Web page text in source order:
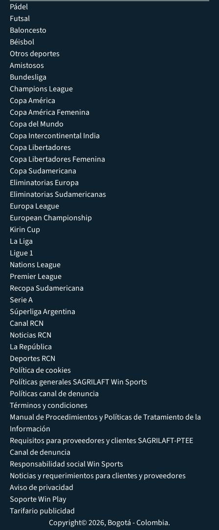
Pádel
Futsal
Baloncesto
Béisbol
Otros deportes
Amistosos
Bundesliga
Champions League
Copa América
Copa América Femenina
Copa del Mundo
Copa Intercontinental India
Copa Libertadores
Copa Libertadores Femenina
Copa Sudamericana
Eliminatorias Europa
Eliminatorias Sudamericanas
Europa League
European Championship
Kirin Cup
La Liga
Ligue 1
Nations League
Premier League
Recopa Sudamericana
Serie A
Súperliga Argentina
Canal RCN
Noticias RCN
La República
Deportes RCN
Política de cookies
Políticas generales SAGRILAFT Win Sports
Políticas canal de denuncia
Términos y condiciones
Manual de Procedimientos y Políticas de Tratamiento de la
Información
Requisitos para proveedores y clientes SAGRILAFT-PTEE
Canal de denuncia
Responsabilidad social Win Sports
Noticias y requerimientos para clientes y proveedores
Aviso de privacidad
Soporte Win Play
Tarifario publicidad
Copyright© 2026, Bogotá - Colombia.